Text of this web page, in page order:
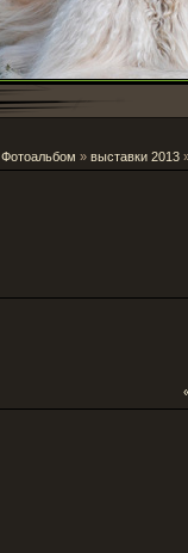
Фотоальбом » выставки 2013